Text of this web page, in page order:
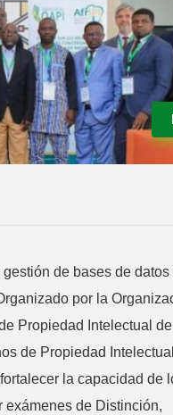
de bases de datos
por la
Propiedad Intelectual
de Propiedad
la capacidad de
exámenes de Distinción,